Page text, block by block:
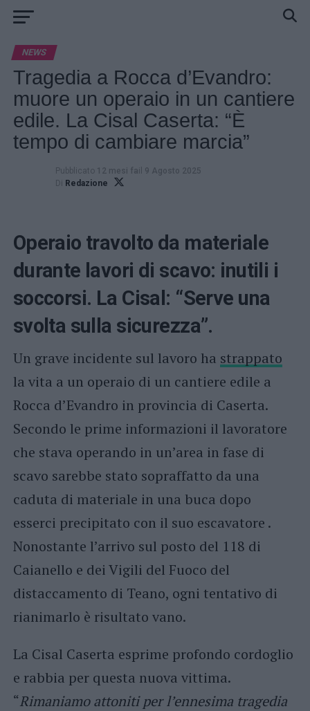
NEWS
Tragedia a Rocca d’Evandro:
muore un operaio in un cantiere
edile. La Cisal Caserta: “È
tempo di cambiare marcia”
Pubblicato 12 mesi fail 9 Agosto 2025
Di Redazione
Operaio travolto da materiale
durante lavori di scavo: inutili i
soccorsi. La Cisal: “Serve una
svolta sulla sicurezza”.
Un grave incidente sul lavoro ha strappato
la vita a un operaio di un cantiere edile a
Rocca d’Evandro in provincia di Caserta.
Secondo le prime informazioni il lavoratore
che stava operando in un’area in fase di
scavo sarebbe stato sopraffatto da una
caduta di materiale in una buca dopo
esserci precipitato con il suo escavatore .
Nonostante l’arrivo sul posto del 118 di
Caianello e dei Vigili del Fuoco del
distaccamento di Teano, ogni tentativo di
rianimarlo è risultato vano.
La Cisal Caserta esprime profondo cordoglio
e rabbia per questa nuova vittima.
“Rimaniamo attoniti per l’ennesima tragedia